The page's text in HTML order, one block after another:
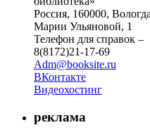
Россия, 160000,
Марии Ульяновой, 1
Телефон для справок –
8(8172)21-17-69
Adm@booksite.ru
ВКонтакте
Видеохостинг
реклама